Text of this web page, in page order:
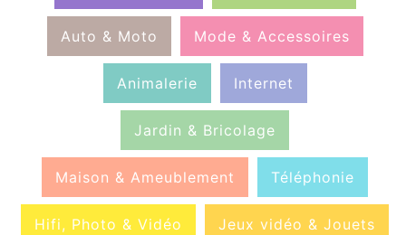
Auto & Moto Mode & Accessoires
Animalerie Internet
Jardin & Bricolage
Maison & Ameublement Téléphonie
Hifi, Photo & Vidéo Jeux vidéo & Jouets